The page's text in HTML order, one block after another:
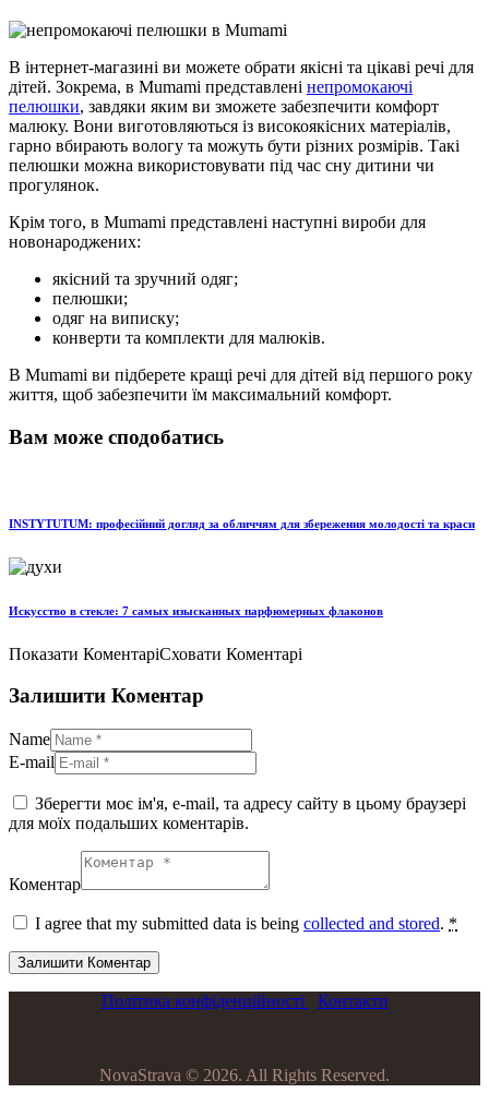
В інтернет-магазині ви можете обрати якісні та цікаві речі для
дітей. Зокрема, в Mumami представлені непромокаючі
пелюшки, завдяки яким ви зможете забезпечити комфорт
малюку. Вони виготовляються із високоякісних матеріалів,
гарно вбирають вологу та можуть бути різних розмірів. Такі
пелюшки можна використовувати під час сну дитини чи
прогулянок.
Крім того, в Mumami представлені наступні вироби для
новонароджених:
якісний та зручний одяг;
пелюшки;
одяг на виписку;
конверти та комплекти для малюків.
В Mumami ви підберете кращі речі для дітей від першого року
життя, щоб забезпечити їм максимальний комфорт.
Вам може сподобатись
INSTYTUTUM: професійний догляд за обличчям для збереження молодості та краси
Искусство в стекле: 7 самых изысканных парфюмерных флаконов
Показати КоментаріСховати Коментарі
Залишити Коментар
Name
E-mail
Зберегти моє ім'я, e-mail, та адресу сайту в цьому браузері
для моїх подальших коментарів.
Коментар
I agree that my submitted data is being collected and stored. *
Політика конфіденційності Контакти
NovaStrava © 2026. All Rights Reserved.